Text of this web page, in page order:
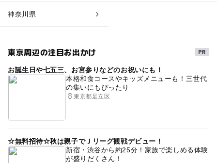
神奈川県
東京周辺の注目お出かけ
お誕生日や七五三、お宮参りなどのお祝いにも！
本格和食コースやキッズメニューも！三世代
の集いにもぴったり
東京都足立区
☆無料招待☆秋は親子でＪリーグ観戦デビュー！
新宿・渋谷から約25分！家族で楽しめる体験
が盛りだくさん！